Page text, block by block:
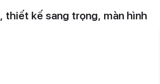
thiết kế sang trọng, màn hình